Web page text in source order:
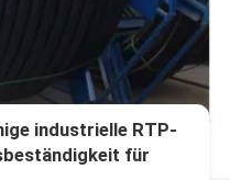
industrielle RTP-
für